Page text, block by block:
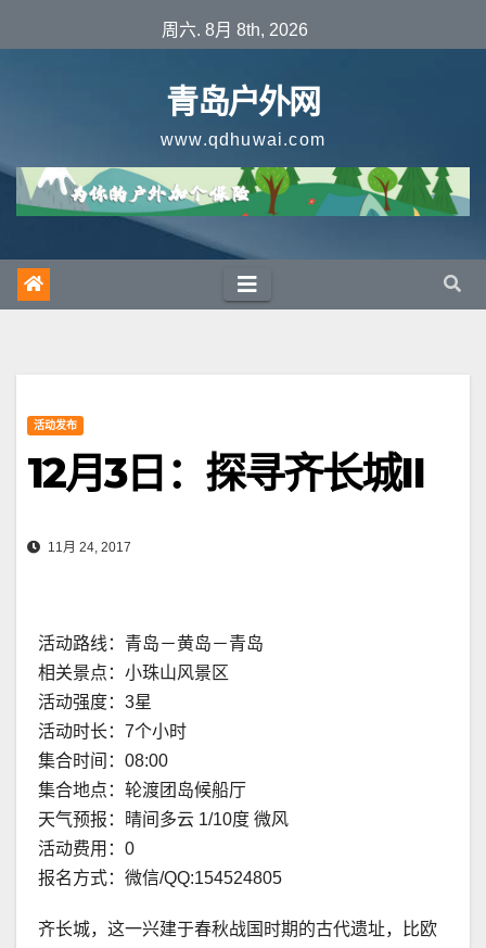
至
周六. 8月 8th, 2026
青岛户外网
www.qdhuwai.com
活动发布
12月3日：探寻齐长城II
11月 24, 2017
活动路线：青岛－黄岛－青岛
相关景点：小珠山风景区
活动强度：3星
活动时长：7个小时
集合时间：08:00
集合地点：轮渡团岛候船厅
天气预报：晴间多云 1/10度 微风
活动费用：0
报名方式：微信/QQ:154524805
齐长城，这一兴建于春秋战国时期的古代遗址，比欧